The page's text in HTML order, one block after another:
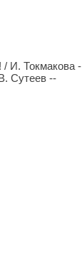
/ И. Токмакова -
Сутеев --